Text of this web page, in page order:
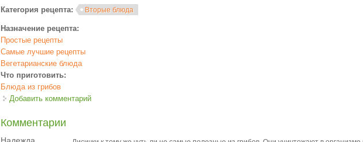
Категория рецепта: Вторые блюда
Назначение рецепта:
Простые рецепты
Самые лучшие рецепты
Вегетарианские блюда
Что приготовить:
Блюда из грибов
Добавить комментарий
Комментарии
Надежда